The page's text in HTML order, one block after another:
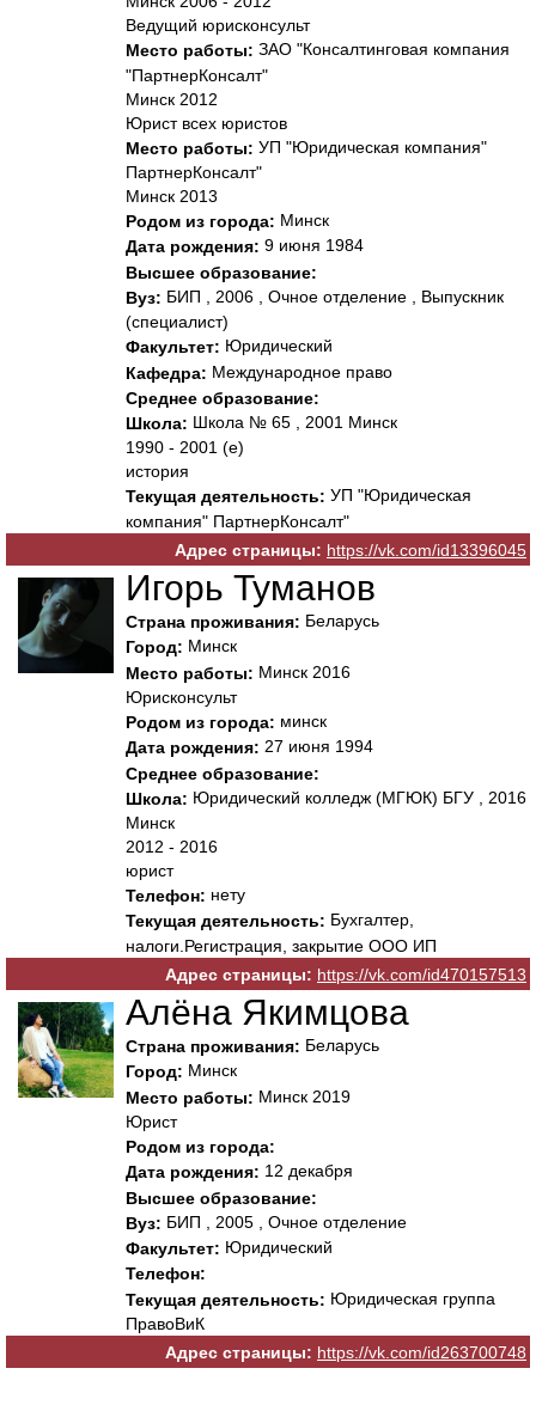
Ведущий юрисконсульт
Место работы: ЗАО "Консалтинговая компания
"ПартнерКонсалт"
Минск 2012
Юрист всех юристов
Место работы: УП "Юридическая компания"
ПартнерКонсалт"
Минск 2013
Родом из города: Минск
Дата рождения: 9 июня 1984
Высшее образование:
Вуз: БИП , 2006 , Очное отделение , Выпускник
(специалист)
Факультет: Юридический
Кафедра: Международное право
Среднее образование:
Школа: Школа № 65 , 2001 Минск
1990 - 2001 (е)
история
Текущая деятельность: УП "Юридическая
компания" ПартнерКонсалт"
Адрес страницы: https://vk.com/id13396045
Игорь Туманов
Страна проживания: Беларусь
Город: Минск
Место работы: Минск 2016
Юрисконсульт
Родом из города: минск
Дата рождения: 27 июня 1994
Среднее образование:
Школа: Юридический колледж (МГЮК) БГУ , 2016
Минск
2012 - 2016
юрист
Телефон: нету
Текущая деятельность: Бухгалтер,
налоги.Регистрация, закрытие ООО ИП
Адрес страницы: https://vk.com/id470157513
Алёна Якимцова
Страна проживания: Беларусь
Город: Минск
Место работы: Минск 2019
Юрист
Родом из города:
Дата рождения: 12 декабря
Высшее образование:
Вуз: БИП , 2005 , Очное отделение
Факультет: Юридический
Телефон:
Текущая деятельность: Юридическая группа
ПравоВиК
Адрес страницы: https://vk.com/id263700748